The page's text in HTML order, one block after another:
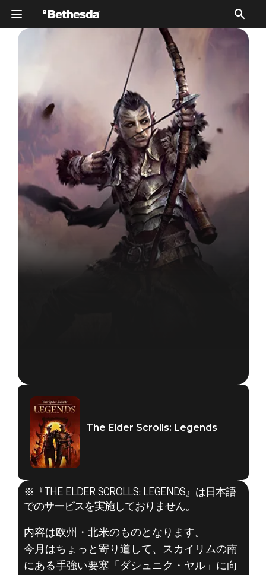
The Elder Scrolls: Legends
The Elder Scrolls: Legends
※『THE ELDER SCROLLS: LEGENDS』は日本語
でのサービスを実施しておりません。
内容は欧州・北米のものとなります。
今月はちょっと寄り道して、スカイリムの南
にある手強い要塞「ダシュニク・ヤル」に向